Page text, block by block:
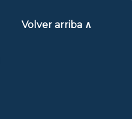
Volver arriba ∧